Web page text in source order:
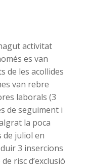
activitat
es van
de les acollides
van rebre
laborals (3
de seguiment i
la poca
de juliol en
3 insercions
risc d’exclusió